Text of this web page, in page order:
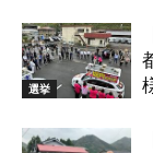
選挙